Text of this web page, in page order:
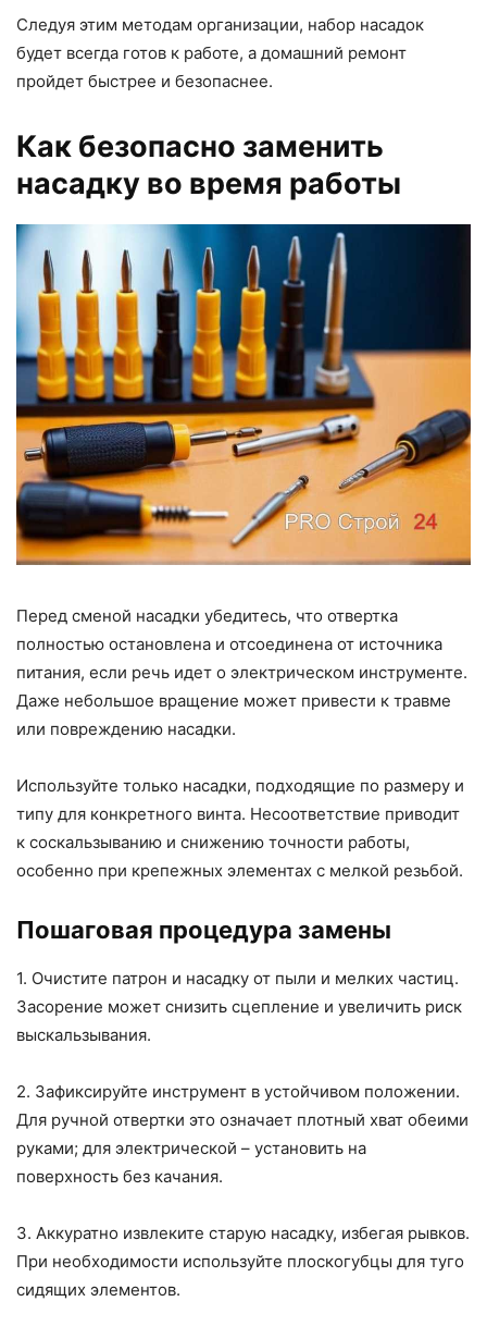
Следуя этим методам организации, набор насадок
будет всегда готов к работе, а домашний ремонт
пройдет быстрее и безопаснее.
Как безопасно заменить
насадку во время работы
Перед сменой насадки убедитесь, что отвертка
полностью остановлена и отсоединена от источника
питания, если речь идет о электрическом инструменте.
Даже небольшое вращение может привести к травме
или повреждению насадки.
Используйте только насадки, подходящие по размеру и
типу для конкретного винта. Несоответствие приводит
к соскальзыванию и снижению точности работы,
особенно при крепежных элементах с мелкой резьбой.
Пошаговая процедура замены
1. Очистите патрон и насадку от пыли и мелких частиц.
Засорение может снизить сцепление и увеличить риск
выскальзывания.
2. Зафиксируйте инструмент в устойчивом положении.
Для ручной отвертки это означает плотный хват обеими
руками; для электрической – установить на
поверхность без качания.
3. Аккуратно извлеките старую насадку, избегая рывков.
При необходимости используйте плоскогубцы для туго
сидящих элементов.